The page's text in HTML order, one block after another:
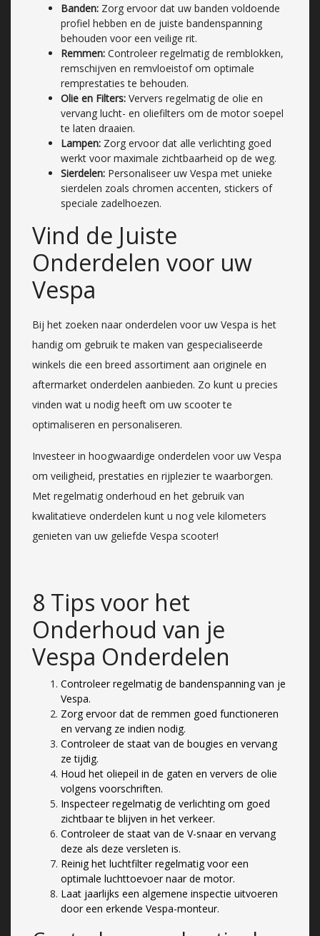
Banden: Zorg ervoor dat uw banden voldoende
profiel hebben en de juiste bandenspanning
behouden voor een veilige rit.
Remmen: Controleer regelmatig de remblokken,
remschijven en remvloeistof om optimale
remprestaties te behouden.
Olie en Filters: Ververs regelmatig de olie en
vervang lucht- en oliefilters om de motor soepel
te laten draaien.
Lampen: Zorg ervoor dat alle verlichting goed
werkt voor maximale zichtbaarheid op de weg.
Sierdelen: Personaliseer uw Vespa met unieke
sierdelen zoals chromen accenten, stickers of
speciale zadelhoezen.
Vind de Juiste
Onderdelen voor uw
Vespa
Bij het zoeken naar onderdelen voor uw Vespa is het
handig om gebruik te maken van gespecialiseerde
winkels die een breed assortiment aan originele en
aftermarket onderdelen aanbieden. Zo kunt u precies
vinden wat u nodig heeft om uw scooter te
optimaliseren en personaliseren.
Investeer in hoogwaardige onderdelen voor uw Vespa
om veiligheid, prestaties en rijplezier te waarborgen.
Met regelmatig onderhoud en het gebruik van
kwalitatieve onderdelen kunt u nog vele kilometers
genieten van uw geliefde Vespa scooter!
8 Tips voor het
Onderhoud van je
Vespa Onderdelen
Controleer regelmatig de bandenspanning van je
Vespa.
Zorg ervoor dat de remmen goed functioneren
en vervang ze indien nodig.
Controleer de staat van de bougies en vervang
ze tijdig.
Houd het oliepeil in de gaten en ververs de olie
volgens voorschriften.
Inspecteer regelmatig de verlichting om goed
zichtbaar te blijven in het verkeer.
Controleer de staat van de V-snaar en vervang
deze als deze versleten is.
Reinig het luchtfilter regelmatig voor een
optimale luchttoevoer naar de motor.
Laat jaarlijks een algemene inspectie uitvoeren
door een erkende Vespa-monteur.